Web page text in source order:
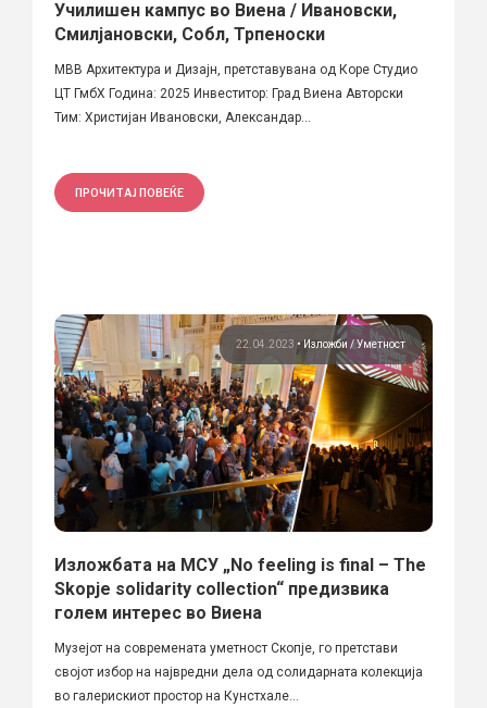
Училишен кампус во Виена / Ивановски,
Смилјановски, Собл, Трпеноски
МВВ Архитектура и Дизајн, претставувана од Коре Студио
ЦТ ГмбХ Година: 2025 Инвеститор: Град Виена Авторски
Тим: Христијан Ивановски, Александар...
ПРОЧИТАЈ ПОВЕЌЕ
22.04.2023 • Изложби Уметност
Изложбата на МСУ „No feeling is final – The
Skopje solidarity collection“ предизвика
голем интерес во Виена
Музејот на современата уметност Скопје, го претстави
својот избор на највредни дела од солидарната колекција
во галерискиот простор на Кунстхале...